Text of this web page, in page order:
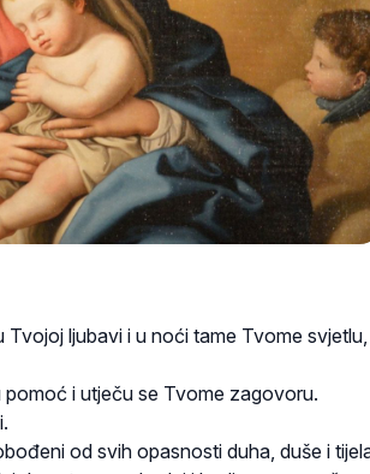
ljubavi i u noći tame Tvome svjetlu,
i utječu se Tvome zagovoru.
od svih opasnosti duha, duše i